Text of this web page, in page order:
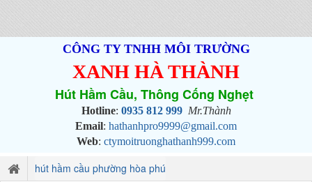
CÔNG TY TNHH MÔI TRƯỜNG
XANH HÀ THÀNH
Hút Hầm Cầu, Thông Cống Nghẹt
Hotline: 0935 812 999 Mr.Thành
Email: hathanhpro9999@gmail.com
Web: ctymoitruonghathanh999.com
hút hầm cầu phường hòa phú